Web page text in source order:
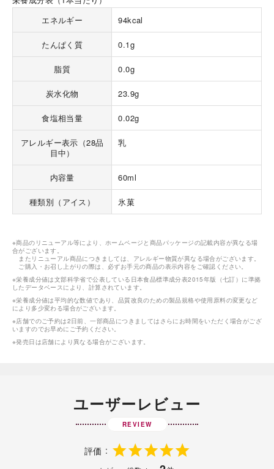
エネルギー
94kcal
たんぱく質 0.1g
脂質 0.0g
炭水化物 23.9g
食塩相当量 0.02g
アレルギー表示（28品
目中）
乳
内容量 60ml
種類別（アイス） 氷菓
※商品のリニューアル等により、ホームページと商品パッケージの記載内容が異なる場
合がございます。
またリニューアル商品につきましては、アレルギー物質が異なる場合がございます。
ご購入・お召し上がりの際は、必ずお手元の商品の表示内容をご確認ください。
※栄養成分値は文部科学省で公表している日本食品標準成分表2015年版（七訂）に準拠
したデータベースにより、計算されています。
※栄養成分値は平均的な数値であり、品質改良のための製品規格や使用原料の変更など
により多少変わる場合がございます。
※店舗でのご予約は2日前、一部商品につきましてはさらにお時間をいただく場合がござ
いますのでお早めにご予約ください。
※発売日は店舗により異なる場合がございます。
ユーザーレビュー
REVIEW
評価
岳や末広がりを意味す
つ時」という意味を込
れる、こだわりのスイー
Indonesia
UAE
Vietnam